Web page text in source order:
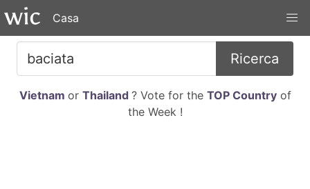
Casa
Ricerca
Vietnam or Thailand ? Vote for the TOP Countryof
the Week !